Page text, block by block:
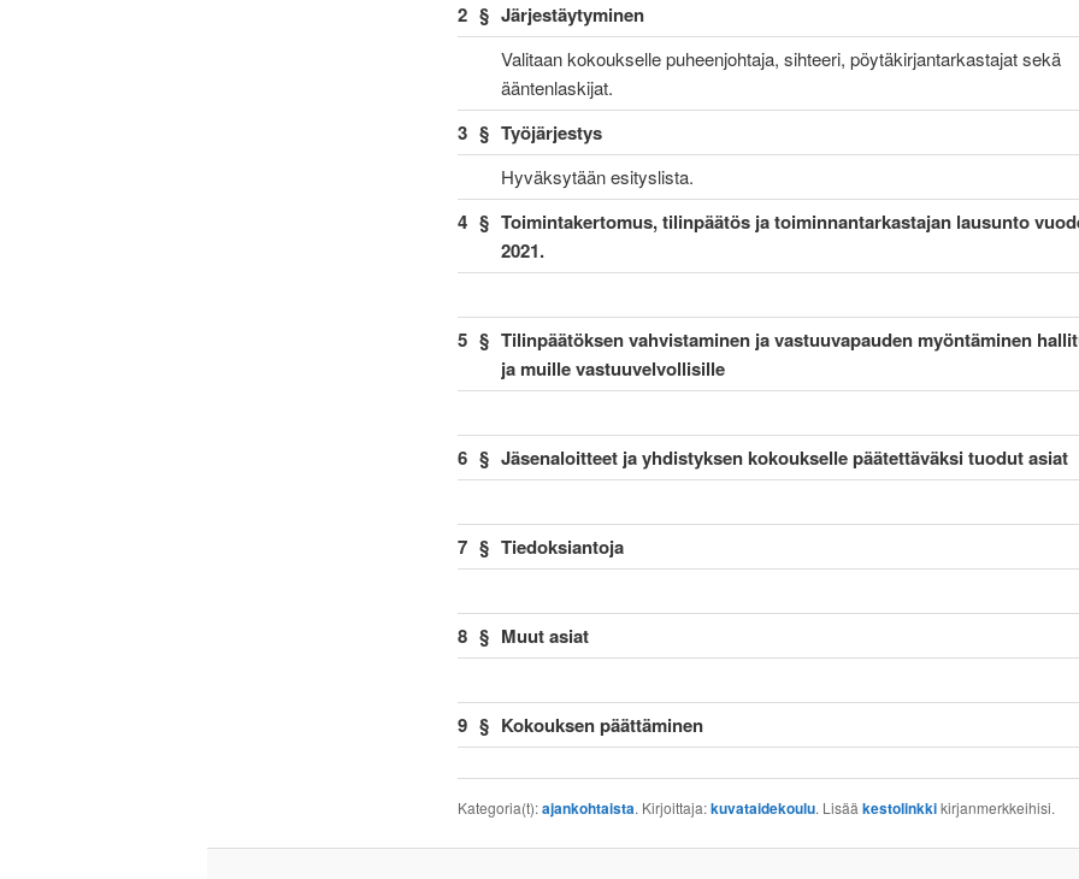
2 § Järjestäytyminen
Valitaan kokoukselle puheenjohtaja, sihteeri, pöytäkirjantarkastajat sekä
ääntenlaskijat.
3 § Työjärjestys
Hyväksytään esityslista.
4 § Toimintakertomus, tilinpäätös ja toiminnantarkastajan lausunto
2021.
5 § Tilinpäätöksen vahvistaminen ja vastuuvapauden myöntäminen
ja muille vastuuvelvollisille
6 § Jäsenaloitteet ja yhdistyksen kokoukselle päätettäväksi tuodut asiat
7 § Tiedoksiantoja
8 § Muut asiat
9 § Kokouksen päättäminen
Kategoria(t):ajankohtaista. Kirjoittaja:kuvataidekoulu. Lisää kestolinkkikirjanmerkkeihisi.